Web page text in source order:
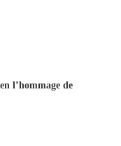
l’hommage de